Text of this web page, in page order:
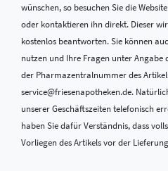
wünschen, so besuchen Sie die
oder kontaktieren ihn direkt. Dieser
kostenlos beantworten. Sie können
nutzen und Ihre Fragen unter Angabe
der Pharmazentralnummer des
service@friesenapotheken.de.
unserer Geschäftszeiten telefonisch
haben Sie dafür Verständnis, dass
Vorliegen des Artikels vor der